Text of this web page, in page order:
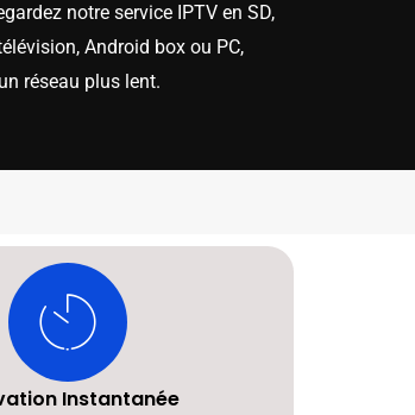
notre service IPTV en SD,
Android box ou PC,
réseau plus lent.
Instantanée